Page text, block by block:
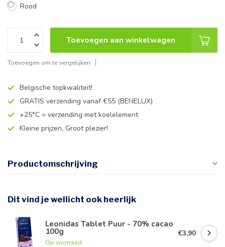
Rood
Toevoegen aan winkelwagen
Toevoegen om te vergelijken
Belgische topkwaliteit!
GRATIS verzending vanaf €55 (BENELUX)
+25°C = verzending met koelelement
Kleine prijzen, Groot plezier!
Productomschrijving
Dit vind je wellicht ook heerlijk
Leonidas Tablet Puur - 70% cacao
100g
Op voorraad
€3,90